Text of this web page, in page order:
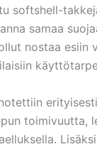
softshell-
samaa
nostaa esiin
toimivuutta,